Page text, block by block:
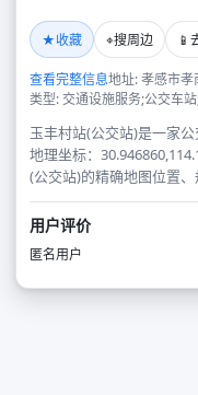
★收藏 ⌖搜周边 📱
查看完整信息地址: 孝感市
类型: 交通设施服务;公交车
玉丰村站(公交站)是一家
地理坐标：
(公交站)的精确地图位置
用户评价
匿名用户